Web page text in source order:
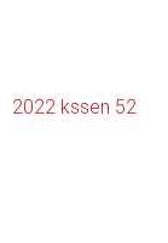
2022 kssen 52